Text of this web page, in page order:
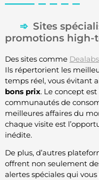
Sites
promotions high-
Des sites comme Dealabs
Ils répertorient les
temps réel, vous évitant
bons prix. Le concept
communautés de
meilleures affaires du
chaque visite est
inédite.
De plus, d’autres
offrent non seulement
alertes spéciales qui